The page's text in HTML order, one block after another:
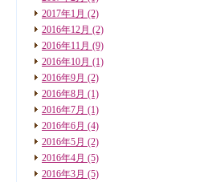
2017年1月 (2)
2016年12月 (2)
2016年11月 (9)
2016年10月 (1)
2016年9月 (2)
2016年8月 (1)
2016年7月 (1)
2016年6月 (4)
2016年5月 (2)
2016年4月 (5)
2016年3月 (5)